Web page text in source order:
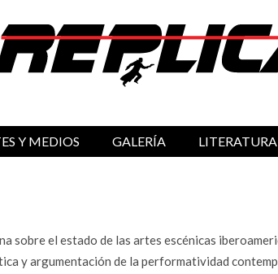
Y MEDIOS GALERÍA LITERATURA
sobre el estado de las artes escénicas
y argumentación de la performatividad